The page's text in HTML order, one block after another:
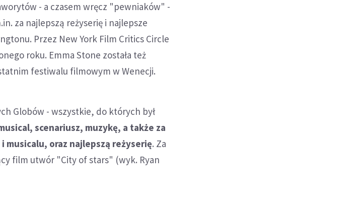
- a czasem wręcz "pewniaków" -
za najlepszą reżyserię i najlepsze
Przez New York Film Critics Circle
roku. Emma Stone została też
festiwalu filmowym w Wenecji.
Globów - wszystkie, do których był
scenariusz, muzykę, a także za
musicalu, oraz najlepszą reżyserię. Za
film utwór "City of stars" (wyk. Ryan